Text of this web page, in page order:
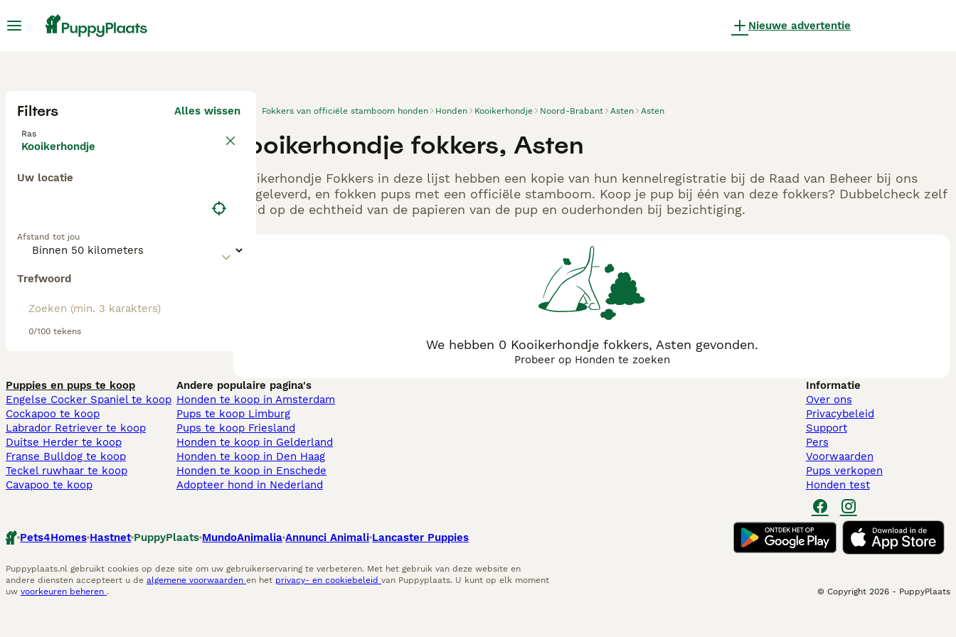
Nieuwe advertentie
Filters Alles wissen
Ras
Kooikerhondje
Uw locatie
Afstand tot jou
Trefwoord
0/100 tekens
Fokkers van officiële stamboom honden Honden Kooikerhondje Noord-Brabant Asten Asten
Kooikerhondje fokkers, Asten
Kooikerhondje Fokkers in deze lijst hebben een kopie van hun kennelregistratie bij de Raad van Beheer bij ons
aangeleverd, en fokken pups met een officiële stamboom. Koop je pup bij één van deze fokkers? Dubbelcheck zelf
altijd op de echtheid van de papieren van de pup en ouderhonden bij bezichtiging.
We hebben 0 Kooikerhondje fokkers, Asten gevonden.
Probeer op Honden te zoeken
Puppies en pups te koop
Engelse Cocker Spaniel te koop
Cockapoo te koop
Labrador Retriever te koop
Duitse Herder te koop
Franse Bulldog te koop
Teckel ruwhaar te koop
Cavapoo te koop
Andere populaire pagina's
Honden te koop in Amsterdam
Pups te koop Limburg​
Pups te koop Friesland​
Honden te koop in Gelderland
Honden te koop in Den Haag
Honden te koop in Enschede
Adopteer hond in Nederland
Informatie
Over ons
Privacybeleid
Support
Pers
Voorwaarden
Pups verkopen
Honden test
Pets4Homes Hastnet PuppyPlaats MundoAnimalia Annunci Animali Lancaster Puppies
Puppyplaats.nl gebruikt cookies op deze site om uw gebruikerservaring te verbeteren. Met het gebruik van deze website en
andere diensten accepteert u de algemene voorwaarden en het privacy- en cookiebeleid van Puppyplaats. U kunt op elk moment
uw voorkeuren beheren . © Copyright 2026 - PuppyPlaats